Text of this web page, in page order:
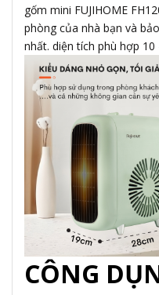
gốm mini FUJIHOME
phòng của nhà bạn và
nhất. diện tích phù hợp
CÔNG